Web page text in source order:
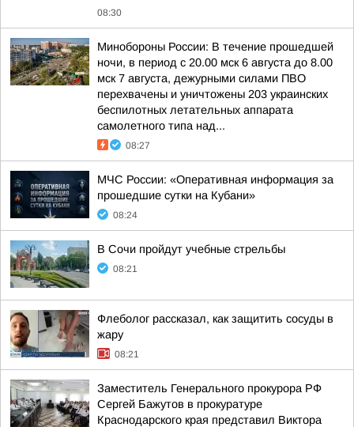
08:30
Минобороны России: В течение прошедшей
ночи, в период с 20.00 мск 6 августа до 8.00
мск 7 августа, дежурными силами ПВО
перехвачены и уничтожены 203 украинских
беспилотных летательных аппарата
самолетного типа над...
08:27
МЧС России: «Оперативная информация за
прошедшие сутки на Кубани»
08:24
В Сочи пройдут учебные стрельбы
08:21
Флеболог рассказал, как защитить сосуды в
жару
08:21
Заместитель Генерального прокурора РФ
Сергей Бажутов в прокуратуре
Краснодарского края представил Виктора